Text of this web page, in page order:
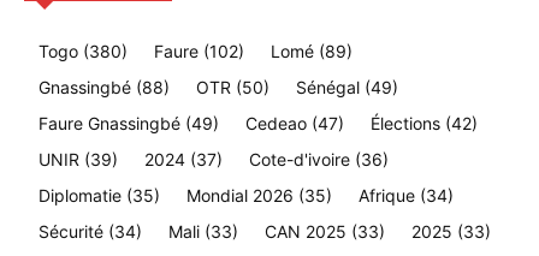
Togo (380) Faure (102) Lomé (89)
Gnassingbé (88) OTR (50) Sénégal (49)
Faure Gnassingbé (49) Cedeao (47) Élections (42)
UNIR (39) 2024 (37) Cote-d'ivoire (36)
Diplomatie (35) Mondial 2026 (35) Afrique (34)
Sécurité (34) Mali (33) CAN 2025 (33) 2025 (33)